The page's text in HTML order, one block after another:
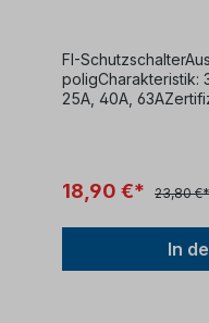
FI-
poligCharakteristik:
25A, 40A,
1:1994+A11:1998
18,90 €* 23,80 €*
In